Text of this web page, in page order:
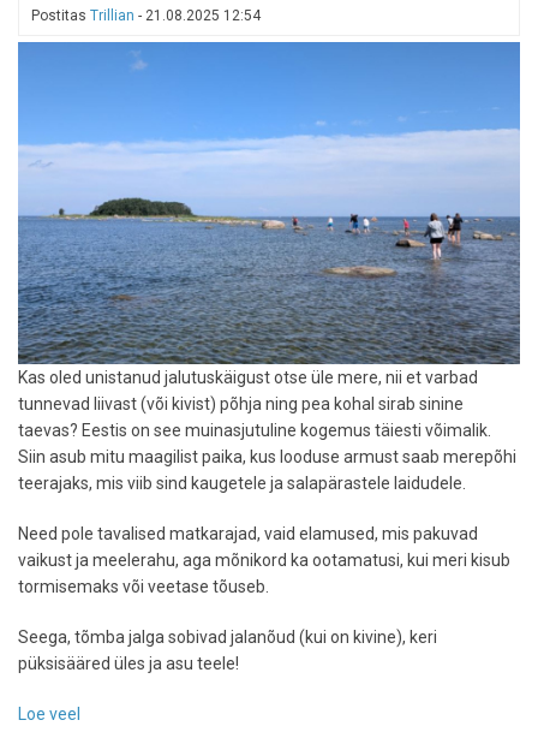
on
Postitas Trillian - 21.08.2025 12:54
Kas oled unistanud jalutuskäigust otse üle mere, nii et varbad
tunnevad liivast (või kivist) põhja ning pea kohal sirab sinine
taevas? Eestis on see muinasjutuline kogemus täiesti võimalik.
Siin asub mitu maagilist paika, kus looduse armust saab merepõhi
teerajaks, mis viib sind kaugetele ja salapärastele laidudele.
Need pole tavalised matkarajad, vaid elamused, mis pakuvad
vaikust ja meelerahu, aga mõnikord ka ootamatusi, kui meri kisub
tormisemaks või veetase tõuseb.
Seega, tõmba jalga sobivad jalanõud (kui on kivine), keri
püksisääred üles ja asu teele!
Loe veel